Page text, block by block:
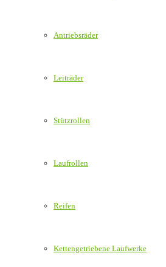
Antriebsräder
Leiträder
Stützrollen
Laufrollen
Reifen
Kettengetriebene Laufwerke